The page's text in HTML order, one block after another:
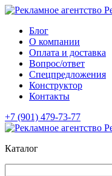
Блог
О компании
Оплата и доставка
Вопрос/ответ
Спецпредложения
Конструктор
Контакты
+7 (901) 479-73-77
Каталог